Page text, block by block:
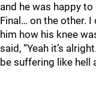
and he was happy
Final… on the other.
him how his knee
said, “Yeah it’s
be suffering like hell